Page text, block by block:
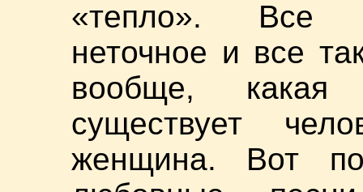
«тепло». Все
неточное и все
вообще,
существует
женщина. Вот